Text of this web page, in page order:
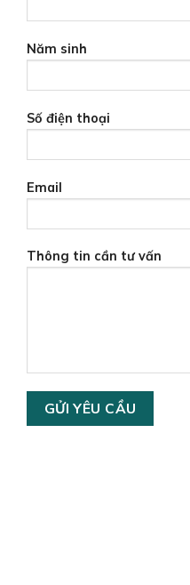
Năm sinh
Số điện thoại
Email
Thông tin cần tư vấn